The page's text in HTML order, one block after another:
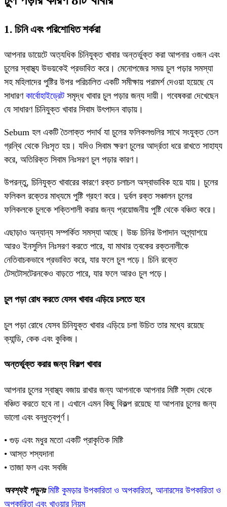
1. চিনি এবং পরিশোধিত শর্করা
আপনার ডায়েটে অত্যধিক চিনিযুক্ত খাবার অন্তর্ভুক্ত করা আপনার ওজন এবং
চুলের স্বাস্থ্য উভয়কেই প্রভাবিত করে। মেনোপজের সময় চুল পড়ার সমস্যা
সহ মহিলাদের পুষ্টির উপর পরিচালিত একটি সমীক্ষায় পরামর্শ দেওয়া হয়েছে যে
সাধারণ কার্বোহাইড্রেটসমৃদ্ধ খাবার চুল পড়ার জন্য দায়ী। গবেষকরা দেখেছেন
যে সাধারণ চিনিযুক্ত খাবার সিবাম উৎপাদন বাড়ায়।
Sebum হল একটি তৈলাক্ত পদার্থ যা চুলের ফলিকলগুলির সাথে সংযুক্ত তেল
গ্রন্থি থেকে নিঃসৃত হয়। যদিও সিবাম ক্ষরণ চুলের আর্দ্রতা ধরে রাখতে সাহায্য
করে, অতিরিক্ত সিবাম নিঃসরণ চুল পড়ার কারণ।
উপরন্তু, চিনিযুক্ত খাবারের কারণে রক্ত চলাচল অস্বাভাবিক হয়ে যায়। চুলের
ফলিকল রক্তের মাধ্যমে পুষ্টি গ্রহণ করে। দুর্বল রক্ত সঞ্চালন চুলের
ফলিকলকে চুলকে শক্তিশালী করার জন্য প্রয়োজনীয় পুষ্টি থেকে বঞ্চিত করে।
এছাড়াও অন্যান্য সম্পর্কিত সমস্যা আছে। উচ্চ চিনির উপাদান অগ্ন্যাশয়ে
আরও ইনসুলিন নিঃসরণ করতে পারে, যা মাথার ত্বকের রক্তনালীকে
নেতিবাচকভাবে প্রভাবিত করে, যার ফলে চুল পড়ে। চিনি রক্তে
টেসটোসটেরনকেও বাড়তে পারে, যার ফলে আরও চুল পড়ে।
চুল পড়া রোধ করতে যেসব খাবার এড়িয়ে চলতে হবে
চুল পড়া রোধে যেসব চিনিযুক্ত খাবার এড়িয়ে চলা উচিত তার মধ্যে রয়েছে
ক্যান্ডি, কেক এবং কুকিজ।
অন্তর্ভুক্ত করার জন্য বিকল্প খাবার
আপনার চুলের স্বাস্থ্য বজায় রাখার জন্য আপনাকে আপনার মিষ্টি স্বাদ থেকে
বঞ্চিত করতে হবে না। এখানে এমন কিছু বিকল্প রয়েছে যা আপনার চুলের জন্য
ভালো এবং বন্ধুত্বপূর্ণ।
• গুড় এবং মধুর মতো একটি প্রাকৃতিক মিষ্টি
• আস্ত শস্যদানা
• তাজা ফল এবং সবজি
অবশ্যই পড়ুনঃ মিষ্টি কুমড়ার উপকারিতা ও অপকারিতা, আনারসের উপকারিতা ও
অপকারিতা এবং খাওয়ার নিয়ম